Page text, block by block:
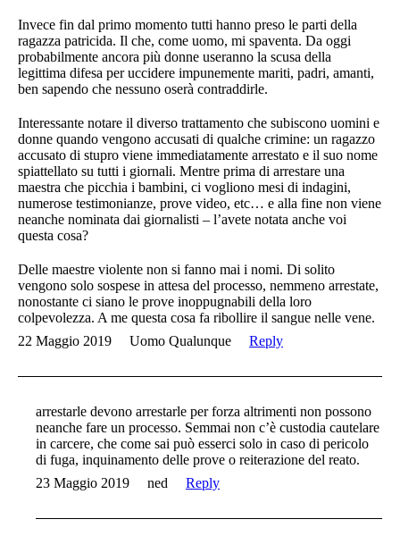
Invece fin dal primo momento tutti hanno preso le parti della
ragazza patricida. Il che, come uomo, mi spaventa. Da oggi
probabilmente ancora più donne useranno la scusa della
legittima difesa per uccidere impunemente mariti, padri, amanti,
ben sapendo che nessuno oserà contraddirle.
Interessante notare il diverso trattamento che subiscono uomini e
donne quando vengono accusati di qualche crimine: un ragazzo
accusato di stupro viene immediatamente arrestato e il suo nome
spiattellato su tutti i giornali. Mentre prima di arrestare una
maestra che picchia i bambini, ci vogliono mesi di indagini,
numerose testimonianze, prove video, etc… e alla fine non viene
neanche nominata dai giornalisti – l’avete notata anche voi
questa cosa?
Delle maestre violente non si fanno mai i nomi. Di solito
vengono solo sospese in attesa del processo, nemmeno arrestate,
nonostante ci siano le prove inoppugnabili della loro
colpevolezza. A me questa cosa fa ribollire il sangue nelle vene.
22 Maggio 2019
Uomo Qualunque Reply
arrestarle devono arrestarle per forza altrimenti non possono
neanche fare un processo. Semmai non c’è custodia cautelare
in carcere, che come sai può esserci solo in caso di pericolo
di fuga, inquinamento delle prove o reiterazione del reato.
23 Maggio 2019
ned Reply